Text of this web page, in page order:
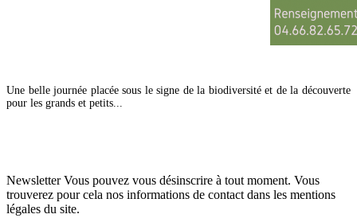
Une belle journée placée sous le signe de la biodiversité et de la découverte
pour les grands et petits...
NewsletterVous pouvez vous désinscrire à tout moment. Vous
trouverez pour cela nos informations de contact dans les mentions
légales du site.